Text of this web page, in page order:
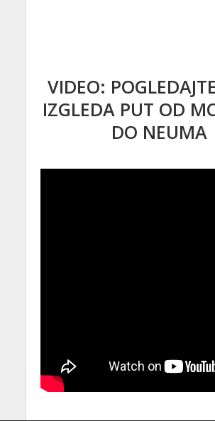
VIDEO:
IZGLEDA PUT OD
DO NEUMA